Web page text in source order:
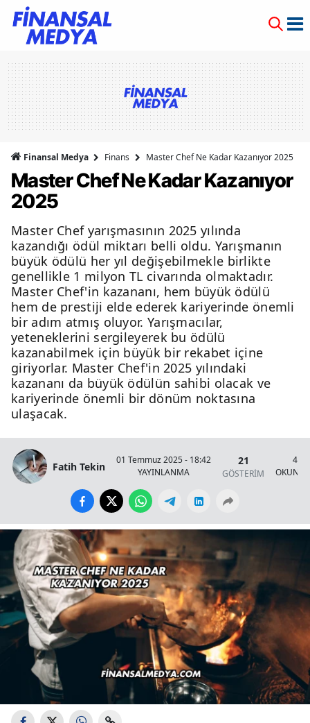
Finansal Medya Finans Master Chef Ne Kadar Kazanıyor 2025
Master Chef Ne Kadar Kazanıyor
2025
Master Chef yarışmasının 2025 yılında
kazandığı ödül miktarı belli oldu. Yarışmanın
büyük ödülü her yıl değişebilmekle birlikte
genellikle 1 milyon TL civarında olmaktadır.
Master Chef'in kazananı, hem büyük ödülü
hem de prestiji elde ederek kariyerinde önemli
bir adım atmış oluyor. Yarışmacılar,
yeteneklerini sergileyerek bu ödülü
kazanabilmek için büyük bir rekabet içine
giriyorlar. Master Chef'in 2025 yılındaki
kazananı da büyük ödülün sahibi olacak ve
kariyerinde önemli bir dönüm noktasına
ulaşacak.
Fatih Tekin
01 Temmuz 2025 - 18:42
YAYINLANMA
21
GÖSTERİM
4